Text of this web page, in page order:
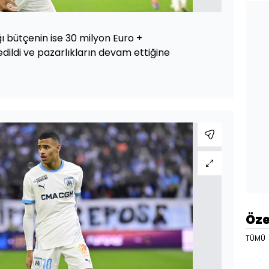
bütçenin ise 30 milyon Euro +
ve pazarlıkların devam ettiğine
TÜMÜ